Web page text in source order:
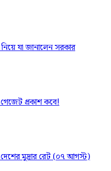
যা জানালেন সরকার
প্রকাশ কবে!
মুদ্রার রেট (০৭ আগস্ট)